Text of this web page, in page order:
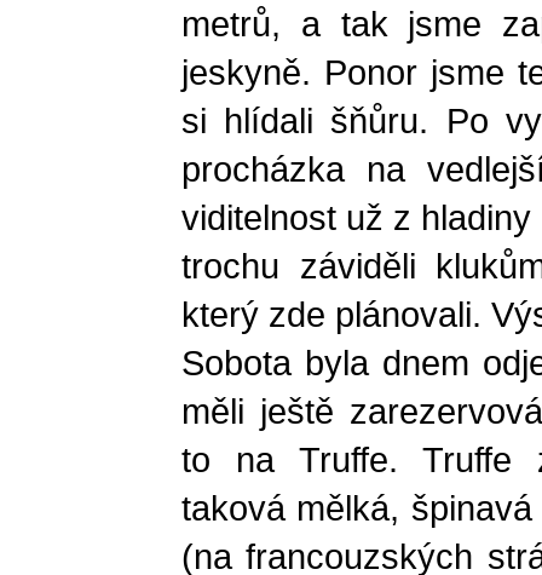
metrů, a tak jsme
jeskyně. Ponor jsme
si hlídali šňůru. Po
procházka na
viditelnost už z
trochu záviděli
který zde plánovali.
Sobota byla dnem
měli ještě
to na Truffe. Truffe
taková mělká,
(na francouzských